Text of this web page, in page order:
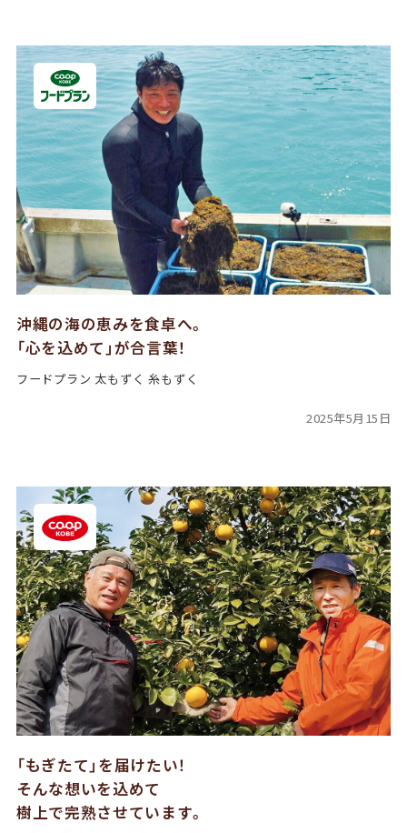
沖縄の海の恵みを食卓へ。
「心を込めて」が合言葉！
フードプラン 太もずく 糸もずく
2025年5月15日
「もぎたて」を届けたい！
そんな想いを込めて
樹上で完熟させています。